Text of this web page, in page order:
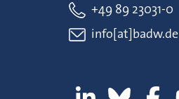
+49 89 23031-0
info[at]badw.de